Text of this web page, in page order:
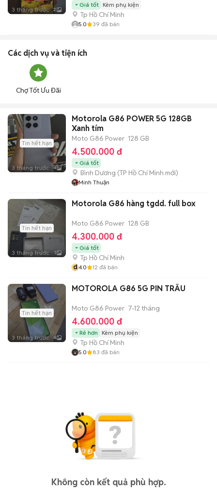
3 tháng trước 2
Giá tốt Kèm phụ kiện
Tp Hồ Chí Minh
5.0 39 đã bán
Các dịch vụ và tiện ích
Chợ Tốt Ưu Đãi
Tin hết hạn
3 tháng trước 4
Motorola G86 POWER 5G 128GB
Xanh tím
Moto G86 Power 128 GB
4.500.000 đ
Giá tốt
Bình Dương (TP Hồ Chí Minh mới)
Minh Thuận
Tin hết hạn
3 tháng trước 1
Motorola G86 hàng tgdd. full box
Moto G86 Power 128 GB
4.300.000 đ
Giá tốt
Tp Hồ Chí Minh
d4.0 12 đã bán
Tin hết hạn
3 tháng trước 4
MOTOROLA G86 5G PIN TRÂU
Moto G86 Power 7-12 tháng
4.600.000 đ
Rẻ hơn Kèm phụ kiện
Tp Hồ Chí Minh
5.0 83 đã bán
Không còn kết quả phù hợp.